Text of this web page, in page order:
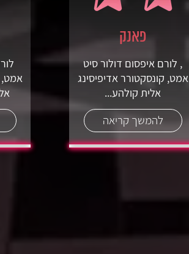
פאנק
, לורם איפסום דולור סיט
אמט, קונסקטורר אדיפיסינג
אלית קולהע...
להמשך קריאה
אמט,